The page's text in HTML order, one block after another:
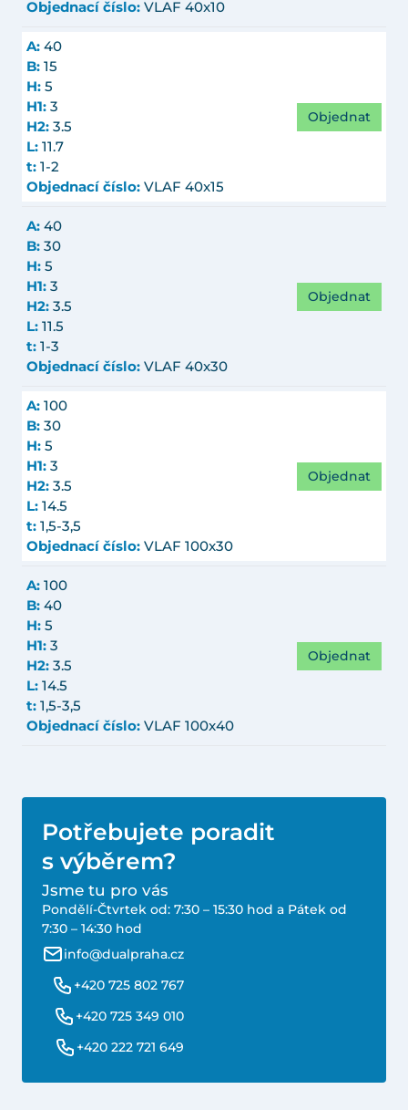
Objednací číslo: VLAF 40x10
A: 40
B: 15
H: 5
H1: 3
H2: 3.5
L: 11.7
t: 1-2
Objednací číslo: VLAF 40x15
Objednat
A: 40
B: 30
H: 5
H1: 3
H2: 3.5
L: 11.5
t: 1-3
Objednací číslo: VLAF 40x30
Objednat
A: 100
B: 30
H: 5
H1: 3
H2: 3.5
L: 14.5
t: 1,5-3,5
Objednací číslo: VLAF 100x30
Objednat
A: 100
B: 40
H: 5
H1: 3
H2: 3.5
L: 14.5
t: 1,5-3,5
Objednací číslo: VLAF 100x40
Objednat
Potřebujete poradit
s výběrem?
Jsme tu pro vás
Pondělí-Čtvrtek od: 7:30 – 15:30 hod a Pátek od
7:30 – 14:30 hod
info@dualpraha.cz
+420 725 802 767
+420 725 349 010
+420 222 721 649